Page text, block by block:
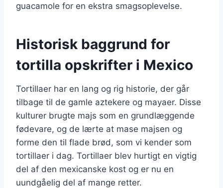
guacamole for en ekstra smagsoplevelse.
Historisk baggrund for
tortilla opskrifter i Mexico
Tortillaer har en lang og rig historie, der går
tilbage til de gamle aztekere og mayaer. Disse
kulturer brugte majs som en grundlæggende
fødevare, og de lærte at mase majsen og
forme den til flade brød, som vi kender som
tortillaer i dag. Tortillaer blev hurtigt en vigtig
del af den mexicanske kost og er nu en
uundgåelig del af mange retter.